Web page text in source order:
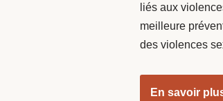
liés aux
meilleure
des violences
En savoir